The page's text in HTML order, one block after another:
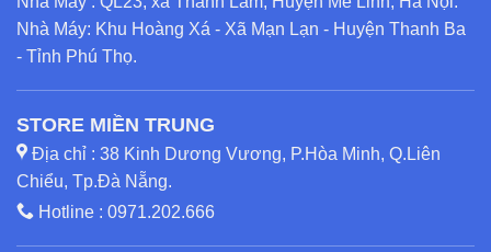
Nhà Máy: Khu Hoàng Xá - Xã Mạn Lạn - Huyện Thanh Ba
- Tỉnh Phú Thọ.
STORE MIỀN TRUNG
Địa chỉ : 38 Kinh Dương Vương, P.Hòa Minh, Q.Liên
Chiểu, Tp.Đà Nẵng.
Hotline : 0971.202.666